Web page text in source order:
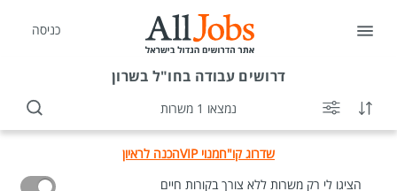
כניסה
דרושים עבודה בחו"ל בשרון
נמצאו 1 משרות
שדרוג קו"חמנוי VIP
הכנה לראיון
הציגו לי רק משרות ללא צורך בקורות חיים